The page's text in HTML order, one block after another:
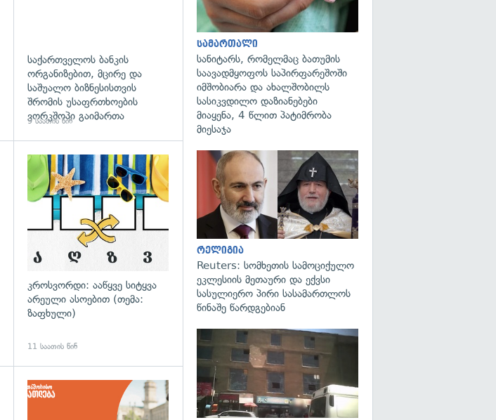
საქართველოს ბანკის
ორგანიზებით, მცირე და
საშუალო ბიზნესისთვის
შრომის უსაფრთხოების
ვორკშოპი გაიმართა
9 საათის წინ
გადახედვა გადახედვა
კროსვორდი: ააწყვე სიტყვა
არეული ასოებით (თემა:
ზაფხული)
11 საათის წინ
გადახედვა
სამართალი
სანიტარს, რომელმაც ბათუმის
საავადმყოფოს საპირფარეშოში
იმშობიარა და ახალშობილს
სასიკვდილო დაზიანებები
მიაყენა, 4 წლით პატიმრობა
მიესაჯა
რელიგია
Reuters: სომხეთის სამოციქულო
ეკლესიის მეთაური და ექვსი
სასულიერო პირი სასამართლოს
წინაშე წარდგებიან